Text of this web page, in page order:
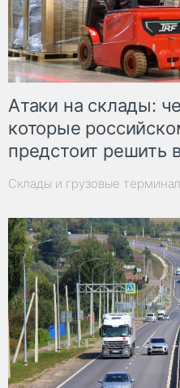
Атаки на склады:
которые
предстоит решить
Склады и грузовые